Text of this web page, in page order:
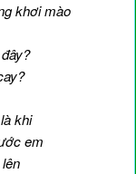
khơi mào
khi
em